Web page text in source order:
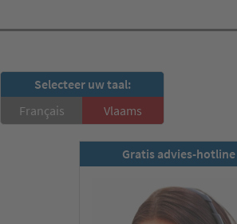
Selecteer uw taal:
Français
Vlaams
Gratis advies-hotline